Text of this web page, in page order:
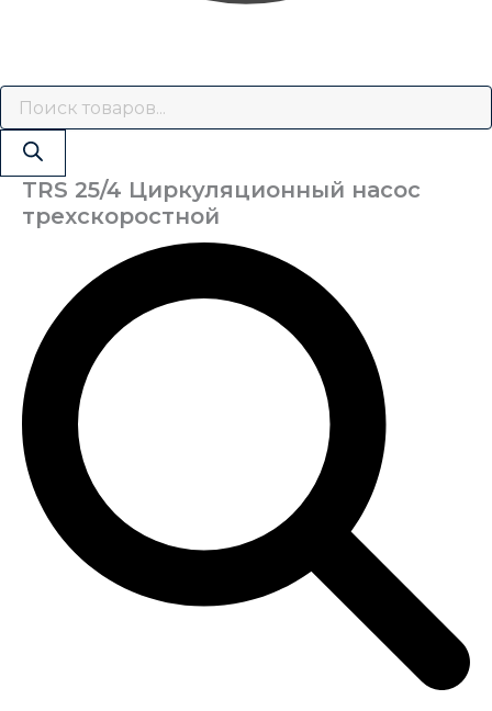
TRS 25/4 Циркуляционный насос
трехскоростной